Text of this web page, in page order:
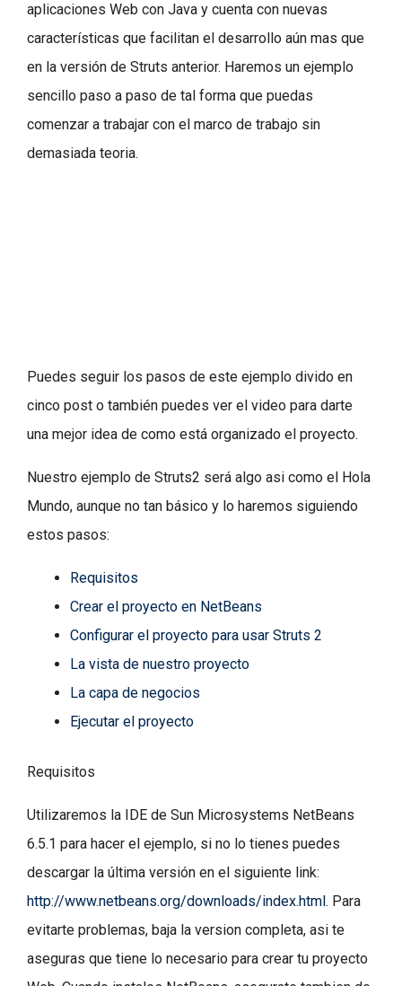
aplicaciones Web con Java y cuenta con nuevas
características que facilitan el desarrollo aún mas que
en la versión de Struts anterior. Haremos un ejemplo
sencillo paso a paso de tal forma que puedas
comenzar a trabajar con el marco de trabajo sin
demasiada teoria.
Puedes seguir los pasos de este ejemplo divido en
cinco post o también puedes ver el video para darte
una mejor idea de como está organizado el proyecto.
Nuestro ejemplo de Struts2 será algo asi como el Hola
Mundo, aunque no tan básico y lo haremos siguiendo
estos pasos:
Requisitos
Crear el proyecto en NetBeans
Configurar el proyecto para usar Struts 2
La vista de nuestro proyecto
La capa de negocios
Ejecutar el proyecto
Requisitos
Utilizaremos la IDE de Sun Microsystems NetBeans
6.5.1 para hacer el ejemplo, si no lo tienes puedes
descargar la última versión en el siguiente link:
http://www.netbeans.org/downloads/index.html. Para
evitarte problemas, baja la version completa, asi te
aseguras que tiene lo necesario para crear tu proyecto